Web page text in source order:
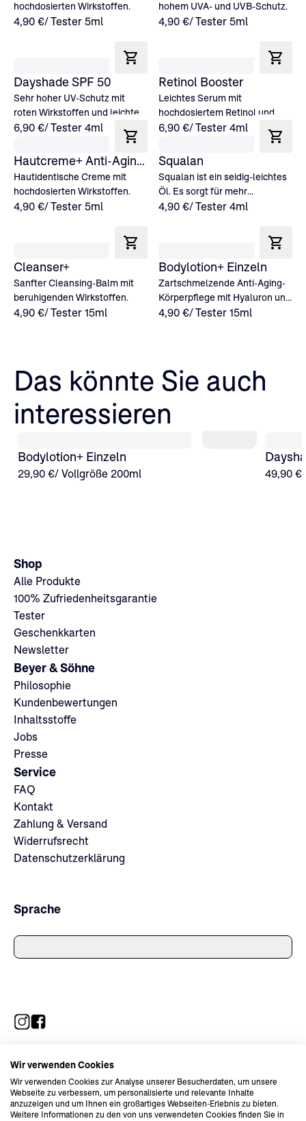
hochdosierten Wirkstoffen.
4,90 €/ Tester 5ml
hohem UVA- und UVB-Schutz.
4,90 €/ Tester 5ml
Dayshade SPF 50
Sehr hoher UV-Schutz mit
roten Wirkstoffen und leichten
Ölen.
6,90 €/ Tester 4ml
Retinol Booster
Leichtes Serum mit
hochdosiertem Retinol und
Retinsäure-Ester.
6,90 €/ Tester 4ml
Hautcreme+ Anti-Aging Leicht
Hautidentische Creme mit
hochdosierten Wirkstoffen.
4,90 €/ Tester 5ml
Squalan
Squalan ist ein seidig-leichtes
Öl. Es sorgt für mehr
Feuchtigkeit.
4,90 €/ Tester 4ml
Cleanser+
Sanfter Cleansing-Balm mit
beruhigenden Wirkstoffen.
4,90 €/ Tester 15ml
Bodylotion+ Einzeln
Zartschmelzende Anti-Aging-
Körperpflege mit Hyaluron und
Ceramiden.
4,90 €/ Tester 15ml
Das könnte Sie auch
interessieren
Bodylotion+ Einzeln
29,90 €/ Vollgröße 200ml 49,90 €
Shop
Alle Produkte
100% Zufriedenheitsgarantie
Tester
Geschenkkarten
Newsletter
Beyer & Söhne
Philosophie
Kundenbewertungen
Inhaltsstoffe
Jobs
Presse
Service
FAQ
Kontakt
Zahlung & Versand
Widerrufsrecht
Datenschutzerklärung
Sprache
Wir verwenden Cookies
Wir verwenden Cookies zur Analyse unserer Besucherdaten, um unsere
Webseite zu verbessern, um personalisierte und relevante Inhalte
anzuzeigen und um Ihnen ein großartiges Webseiten-Erlebnis zu bieten.
Weitere Informationen zu den von uns verwendeten Cookies finden Sie in